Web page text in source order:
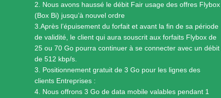
2. Nous avons haussé le débit Fair usage des offres Flybox
(Box Bi) jusqu’à nouvel ordre
3.Après l’épuisement du forfait et avant la fin de sa période
de validité, le client qui aura souscrit aux forfaits Flybox de
25 ou 70 Go pourra continuer à se connecter avec un débit
de 512 kbp/s.
3. Positionnement gratuit de 3 Go pour les lignes des
clients Entreprises :
4. Nous offrons 3 Go de data mobile valables pendant 1